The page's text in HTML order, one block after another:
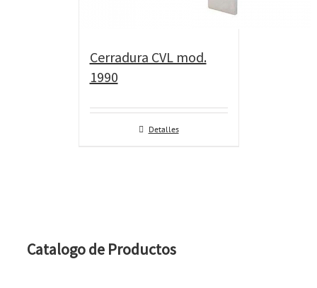
Cerradura CVL mod.
1990
Detalles
Catalogo de Productos